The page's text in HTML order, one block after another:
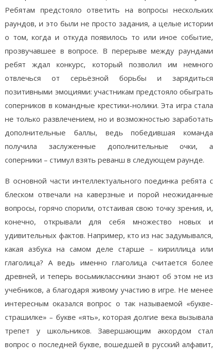
Ребятам предстояло ответить на вопросы нескольких
раундов, и это были не просто задания, а целые истории
о том, когда и откуда появилось то или иное событие,
прозвучавшее в вопросе. В перерыве между раундами
ребят ждал конкурс, который позволил им немного
отвлечься от серьёзной борьбы и зарядиться
позитивными эмоциями: участникам предстояло обыграть
соперников в командные крестики-нолики. Эта игра стала
не только развлечением, но и возможностью заработать
дополнительные баллы, ведь победившая команда
получила заслуженные дополнительные очки, а
соперники – стимул взять реванш в следующем раунде.
В основной части интеллектуального поединка ребята с
блеском отвечали на каверзные и порой неожиданные
вопросы, горячо спорили, отстаивая свою точку зрения, и,
конечно, открывали для себя множество новых и
удивительных фактов. Например, кто из нас задумывался,
какая азбука на самом деле старше – кириллица или
глаголица? А ведь именно глаголица считается более
древней, и теперь восьмиклассники знают об этом не из
учебников, а благодаря живому участию в игре. Не менее
интересным оказался вопрос о так называемой «букве-
страшилке» – букве «ять», которая долгие века вызывала
трепет у школьников. Завершающим аккордом стал
вопрос о последней букве, вошедшей в русский алфавит,